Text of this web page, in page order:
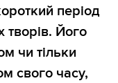
період
творів. Його
чи тільки
свого часу,